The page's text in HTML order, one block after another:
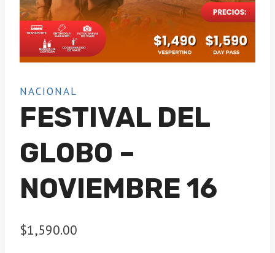
NACIONAL
FESTIVAL DEL
GLOBO –
NOVIEMBRE 16
$1,590.00